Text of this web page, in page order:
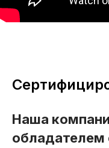
Наша
обладателем